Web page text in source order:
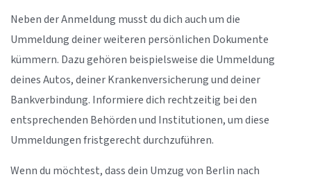
Neben der Anmeldung musst du dich auch um die
Ummeldung deiner weiteren persönlichen Dokumente
kümmern. Dazu gehören beispielsweise die Ummeldung
deines Autos, deiner Krankenversicherung und deiner
Bankverbindung. Informiere dich rechtzeitig bei den
entsprechenden Behörden und Institutionen, um diese
Ummeldungen fristgerecht durchzuführen.
Wenn du möchtest, dass dein Umzug von Berlin nach